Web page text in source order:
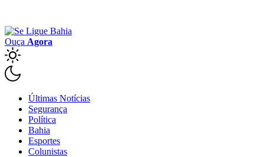
Ouça Agora
Últimas Notícias
Segurança
Política
Bahia
Esportes
Colunistas